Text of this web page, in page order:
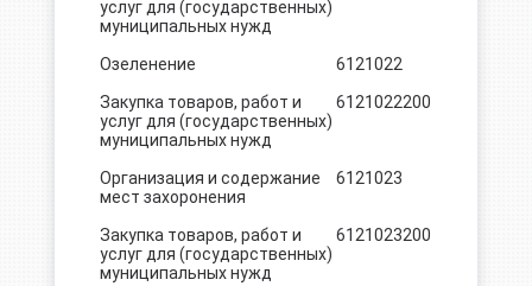
услуг для (государственных)
муниципальных нужд
Озеленение 6121022
Закупка товаров, работ и
услуг для (государственных)
муниципальных нужд
6121022200
Организация и содержание
мест захоронения
6121023
Закупка товаров, работ и
услуг для (государственных)
муниципальных нужд
6121023200